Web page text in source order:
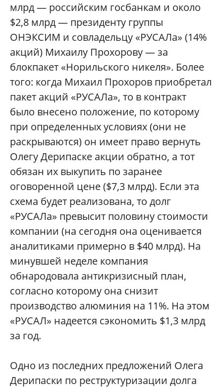
млрд — российским госбанкам и около
$2,8 млрд — президенту группы
ОНЭКСИМ и совладельцу «РУСАЛа» (14%
акций) Михаилу Прохорову — за
блокпакет «Норильского никеля». Более
того: когда Михаил Прохоров приобретал
пакет акций «РУСАЛа», то в контракт
было внесено положение, по которому
при определенных условиях (они не
раскрываются) он имеет право вернуть
Олегу Дерипаске акции обратно, а тот
обязан их выкупить по заранее
оговоренной цене ($7,3 млрд). Если эта
схема будет реализована, то долг
«РУСАЛа» превысит половину стоимости
компании (на сегодня она оценивается
аналитиками примерно в $40 млрд). На
минувшей неделе компания
обнародовала антикризисный план,
согласно которому она снизит
производство алюминия на 11%. На этом
«РУСАЛ» надеется сэкономить $1,3 млрд
за год.
Одно из последних предложений Олега
Дерипаски по реструктуризации долга